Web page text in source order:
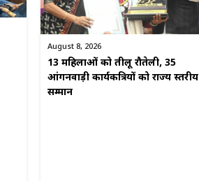
August 8, 2026
13 महिलाओं को तीलू रौतेली, 35
आंगनवाड़ी कार्यकत्रियों को राज्य स्तरीय
सम्मान